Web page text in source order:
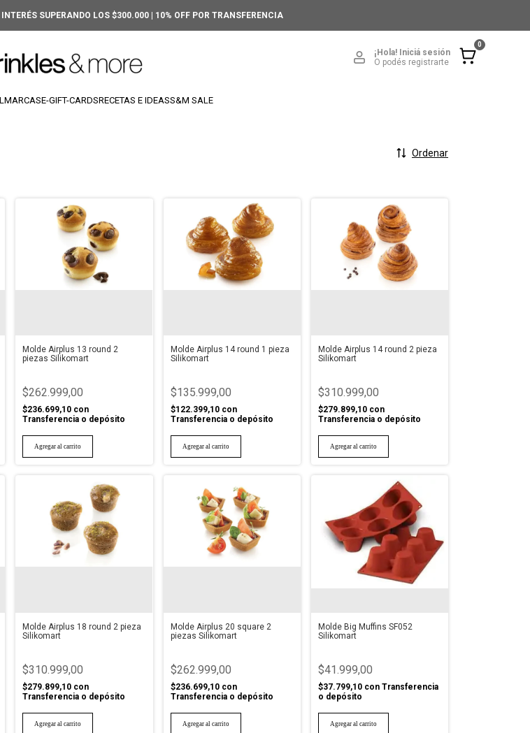
SUPERANDO LOS $300.000 | 10% OFF POR TRANSFERENCIA
¡Hola! Iniciá sesión
O podés registrarte
0
MARCASE-GIFT-CARDSRECETAS E IDEASS&M SALE
Ordenar
Molde Airplus 13 round 2
piezas Silikomart
$262.999,00
$236.699,10 con
Transferencia o depósito
Molde Airplus 14 round 1 pieza
Silikomart
$135.999,00
$122.399,10 con
Transferencia o depósito
Molde Airplus 14 round 2 pieza
Silikomart
$310.999,00
$279.899,10 con
Transferencia o depósito
Molde Airplus 18 round 2 pieza
Silikomart
$310.999,00
$279.899,10 con
Transferencia o depósito
Molde Airplus 20 square 2
piezas Silikomart
$262.999,00
$236.699,10 con
Transferencia o depósito
Molde Big Muffins SF052
Silikomart
$41.999,00
$37.799,10 con Transferencia
o depósito